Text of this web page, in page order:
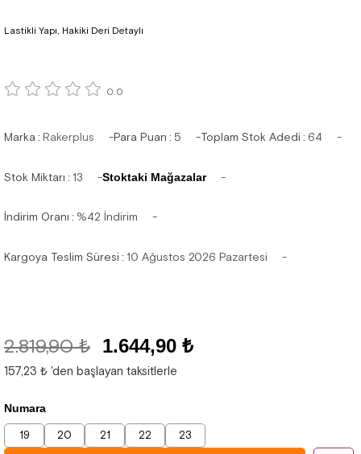
Lastikli Yapı, Hakiki Deri Detaylı
0.0
Marka: Rakerplus Para Puan : 5 Toplam Stok Adedi : 64
Stok Miktarı : 13 Stoktaki Mağazalar
İndirim Oranı : %42 İndirim
Kargoya Teslim Süresi : 10 Ağustos 2026 Pazartesi
2.819,90 ₺ 1.644,90 ₺
157,23 ₺ 'den başlayan taksitlerle
Numara
19 20 21 22 23